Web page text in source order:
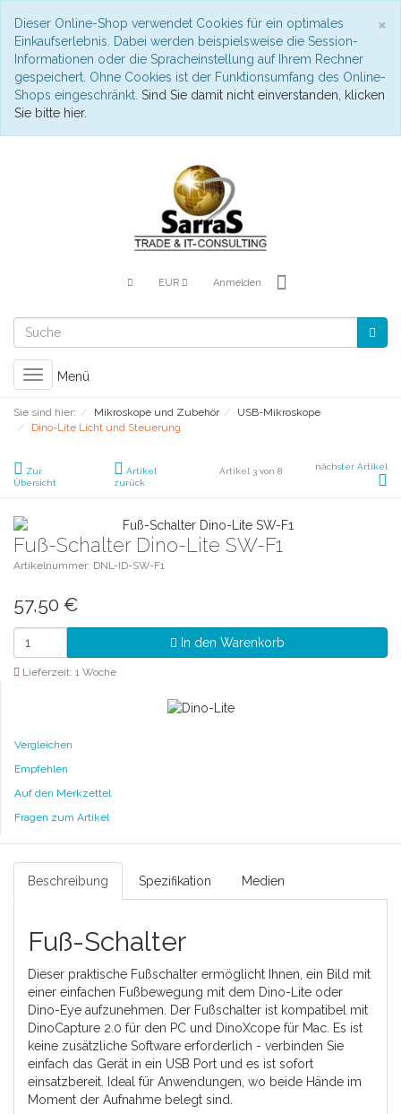
×
Dieser Online-Shop verwendet Cookies für ein optimales
Einkaufserlebnis. Dabei werden beispielsweise die Session-
Informationen oder die Spracheinstellung auf Ihrem Rechner
gespeichert. Ohne Cookies ist der Funktionsumfang des Online-
Shops eingeschränkt. Sind Sie damit nicht einverstanden, klicken
Sie bitte hier.
EUR Anmelden
Toggle
navigation
Menü
Sie sind hier: Mikroskope und Zubehör
USB-Mikroskope
Dino-Lite Licht und Steuerung
Zur
Übersicht
Artikel
zurück
Artikel 3 von 8 nächster Artikel
Fuß-Schalter Dino-Lite SW-F1
Artikelnummer: DNL-ID-SW-F1
57,50 €
In den Warenkorb
Lieferzeit: 1 Woche
Vergleichen
Empfehlen
Auf den Merkzettel
Fragen zum Artikel
Beschreibung Spezifikation Medien
Fuß-Schalter
Dieser praktische Fußschalter ermöglicht Ihnen, ein Bild mit
einer einfachen Fußbewegung mit dem Dino-Lite oder
Dino-Eye aufzunehmen. Der Fußschalter ist kompatibel mit
DinoCapture 2.0 für den PC und DinoXcope für Mac. Es ist
keine zusätzliche Software erforderlich - verbinden Sie
einfach das Gerät in ein USB Port und es ist sofort
einsatzbereit. Ideal für Anwendungen, wo beide Hände im
Moment der Aufnahme belegt sind.